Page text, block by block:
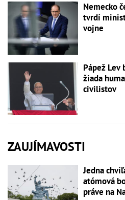
Nemecko
tvrdí
vojne
Pápež Lev
žiada
civilistov
ZAUJÍMAVOSTI
Jedna
atómová
práve na